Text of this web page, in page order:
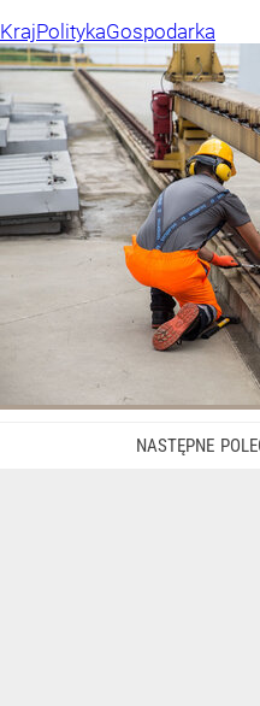
KrajPolitykaGospodarka